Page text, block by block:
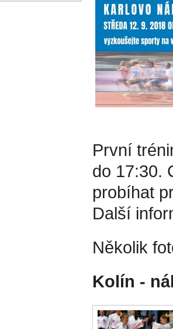
První
do 17:30.
probíhat
Další
Několik
Kolín -